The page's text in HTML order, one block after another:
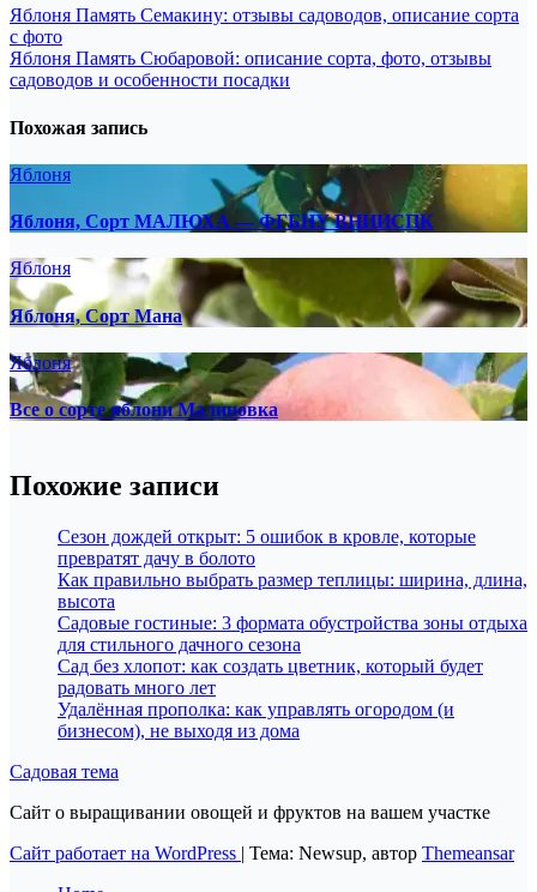
Навигация
по
записям
Яблоня Память Семакину: отзывы садоводов, описание сорта
с фото
Яблоня Память Сюбаровой: описание сорта, фото, отзывы
садоводов и особенности посадки
Похожая запись
Яблоня
Яблоня, Сорт МАЛЮХА — ФГБНУ ВНИИСПК
Яблоня
Яблоня, Сорт Мана
Яблоня
Все о сорте яблони Малиновка
Похожие записи
Сезон дождей открыт: 5 ошибок в кровле, которые
превратят дачу в болото
Как правильно выбрать размер теплицы: ширина, длина,
высота
Садовые гостиные: 3 формата обустройства зоны отдыха
для стильного дачного сезона
Сад без хлопот: как создать цветник, который будет
радовать много лет
Удалённая прополка: как управлять огородом (и
бизнесом), не выходя из дома
Садовая тема
Сайт о выращивании овощей и фруктов на вашем участке
Сайт работает на WordPress | Тема: Newsup, автор Themeansar